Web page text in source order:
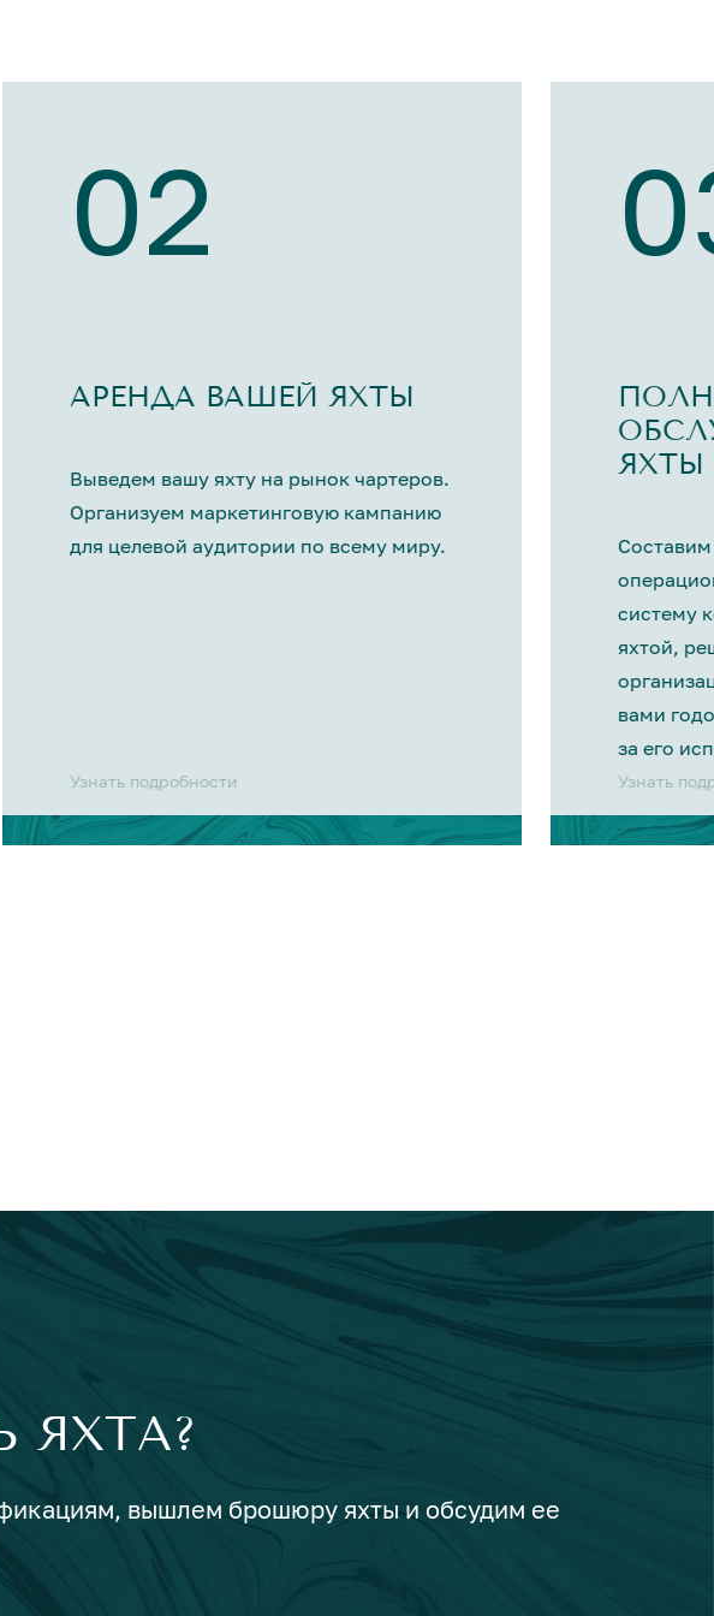
02
АРЕНДА ВАШЕЙ ЯХТЫ
Выведем вашу яхту на рынок чартеров.
Организуем маркетинговую кампанию
для целевой аудитории по всему миру.
Узнать подробности
ЯХТЫ
систему
яхтой,
вами
за его
Узнать
ЯХТА?
вышлем брошюру яхты и обсудим ее